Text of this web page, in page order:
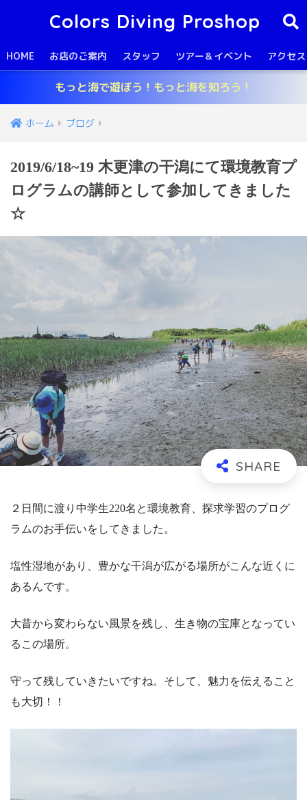
Colors Diving Proshop
HOME お店のご案内 スタッフ ツアー＆イベント アクセス
もっと海で遊ぼう！もっと海を知ろう！
ホーム ブログ
2019/6/18~19 木更津の干潟にて環境教育プ
ログラムの講師として参加してきました
☆
２日間に渡り中学生220名と環境教育、探求学習のプログ
ラムのお手伝いをしてきました。
塩性湿地があり、豊かな干潟が広がる場所がこんな近くに
あるんです。
大昔から変わらない風景を残し、生き物の宝庫となってい
るこの場所。
守って残していきたいですね。そして、魅力を伝えること
も大切！！